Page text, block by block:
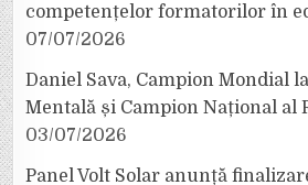
competențelor formatorilor în
07/07/2026
Daniel Sava, Campion Mondial
Mentală și Campion Național al
03/07/2026
Panel Volt Solar anunță